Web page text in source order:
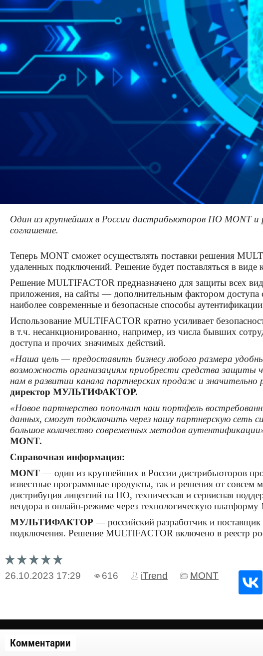
Один из крупнейших в России дистрибьюторов ПО MONT
соглашение.
Теперь MONT сможет осуществлять поставки решения
удаленных подключений. Решение будет поставляться в виде
Решение MULTIFACTOR предназначено для защиты всех
приложения, на сайты — дополнительным фактором доступа
наиболее современные и безопасные способы
Использование MULTIFACTOR кратно усиливает
в т.ч. несанкционированно, например, из числа бывших
доступа и прочих значимых действий.
«Наша цель — предоставить бизнесу любого размера
возможность организациям приобрести средства защиты
нам в развитии канала партнерских продаж и
директор МУЛЬТИФАКТОР.
«Новое партнерство пополнит наш портфель
данных, смогут подключить через нашу партнерскую сеть
большое количество современных методов
MONT.
Справочная информация:
MONT— один из крупнейших в России дистрибьюторов
известные программные продукты, так и решения от совсем
дистрибуция лицензий на ПО, техническая и сервисная
вендора в онлайн-режиме через технологическую
МУЛЬТИФАКТОР — российский разработчик и поставщик
подключения. Решение MULTIFACTOR включено в реестр
26.10.2023 17:29 616 iTrend MONT
Комментарии